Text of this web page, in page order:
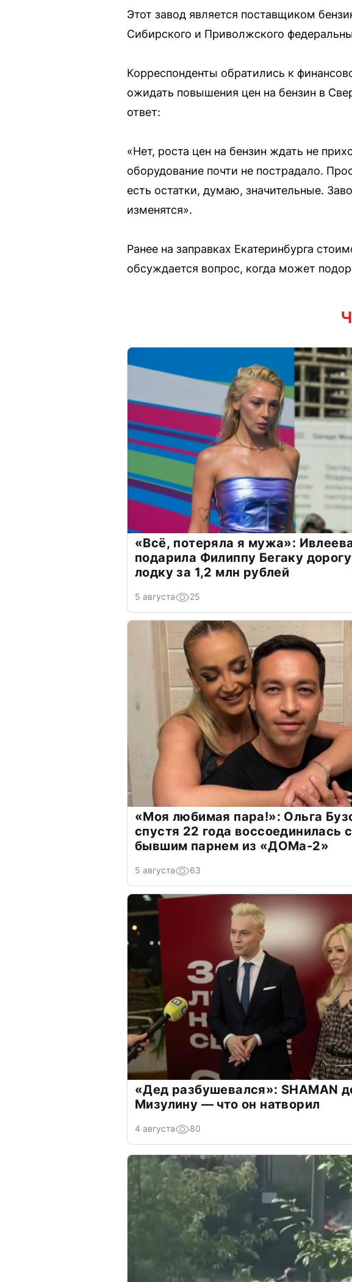
Этот завод является поставщиком
Сибирского и Приволжского
Корреспонденты обратились к
ожидать повышения цен на бензин в
ответ:
«Нет, роста цен на бензин ждать не
оборудование почти не пострадало.
есть остатки, думаю, значительные.
изменятся».
Ранее на заправках Екатеринбурга
обсуждается вопрос, когда может
«Всё, потеряла я мужа»:
подарила Филиппу Бегаку
лодку за 1,2 млн рублей
5 августа 25
«Моя любимая пара!»: Ольга
спустя 22 года воссоединилась с
бывшим парнем из «ДОМа-2»
5 августа 63
«Дед разбушевался»: SHAMAN
Мизулину — что он натворил
4 августа 80